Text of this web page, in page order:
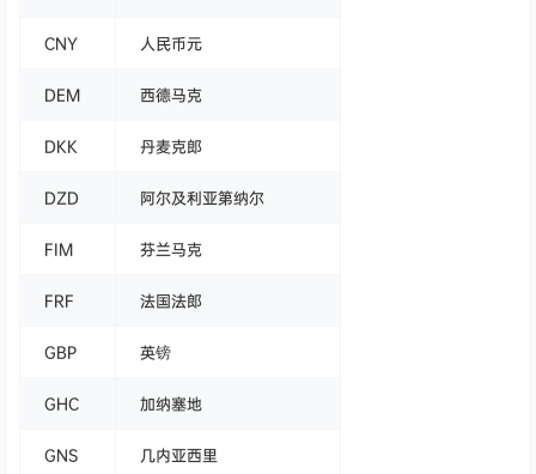
CNY 人民币元
DEM 西德马克
DKK 丹麦克郎
DZD 阿尔及利亚第纳尔
FIM 芬兰马克
FRF 法国法郎
GBP 英镑
GHC 加纳塞地
GNS 几内亚西里